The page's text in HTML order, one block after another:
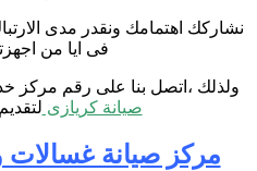
نشاركك اهتمامك ونقدر مدى
فى ايا من
ولذلك ،اتصل بنا على رقم مركز
صيانة كريازى
مركز صيانة